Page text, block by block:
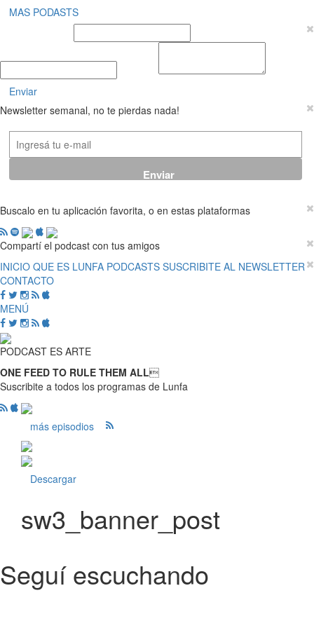
MAS PODASTS
Enviar
Newsletter semanal, no te pierdas nada!
Buscalo en tu aplicación favorita, o en estas plataformas
Compartí el podcast con tus amigos
INICIO QUE ES LUNFA PODCASTS SUSCRIBITE AL NEWSLETTER
CONTACTO
MENÚ
PODCAST ES ARTE
ONE FEED TO RULE THEM ALL
Suscribite a todos los programas de Lunfa
más episodios
Descargar
sw3_banner_post
Seguí escuchando